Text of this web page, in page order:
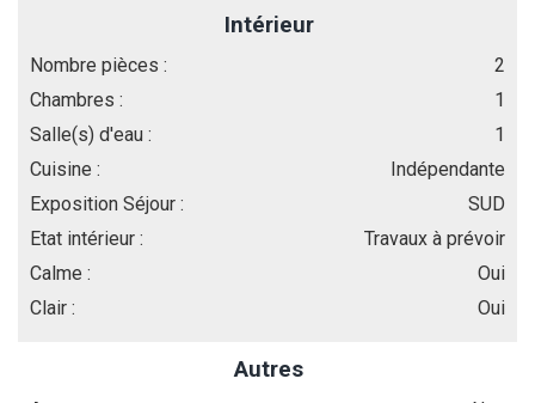
Intérieur
Nombre pièces :
2
Chambres :
1
Salle(s) d'eau :
1
Cuisine :
Indépendante
Exposition Séjour :
SUD
Etat intérieur :
Travaux à prévoir
Calme :
Oui
Clair :
Oui
Autres